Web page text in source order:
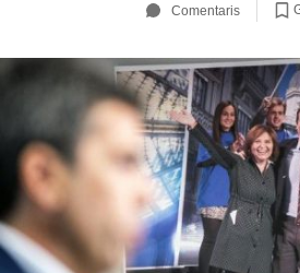
Comentaris